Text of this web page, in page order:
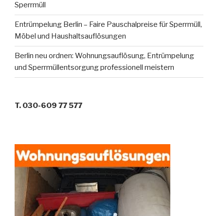
Sperrmüll
Entrümpelung Berlin – Faire Pauschalpreise für Sperrmüll,
Möbel und Haushaltsauflösungen
Berlin neu ordnen: Wohnungsauflösung, Entrümpelung
und Sperrmüllentsorgung professionell meistern
T. 030-609 77 577